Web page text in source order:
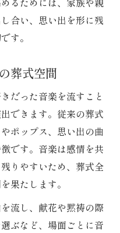
合い、思い出を形に残
す。
葬式空間
だった音楽を流すこと
できます。従来の葬式
ポップス、思い出の曲
です。音楽は感情を共
りやすいため、葬式全
果たします。
流し、献花や黙祷の際
ぶなど、場面ごとに音